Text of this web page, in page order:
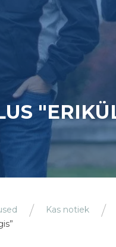
Kas notiek